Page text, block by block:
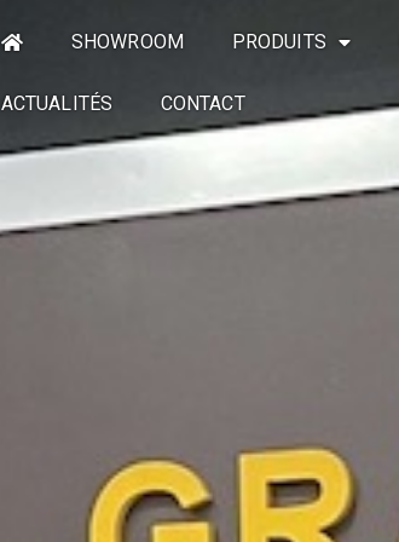
SHOWROOM PRODUITS
ACTUALITÉS CONTACT